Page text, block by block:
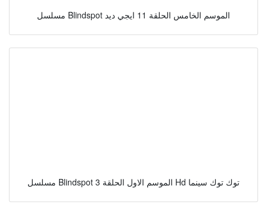
مسلسل Blindspot الموسم الخامس الحلقة 11 ايجي ديد
مسلسل Blindspot الموسم الاول الحلقة 3 Hd توك توك سينما